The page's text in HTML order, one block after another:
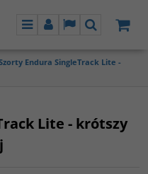
MenuPanel LangSzukaj
Endura SingleTrack Lite -
Lite - krótszy